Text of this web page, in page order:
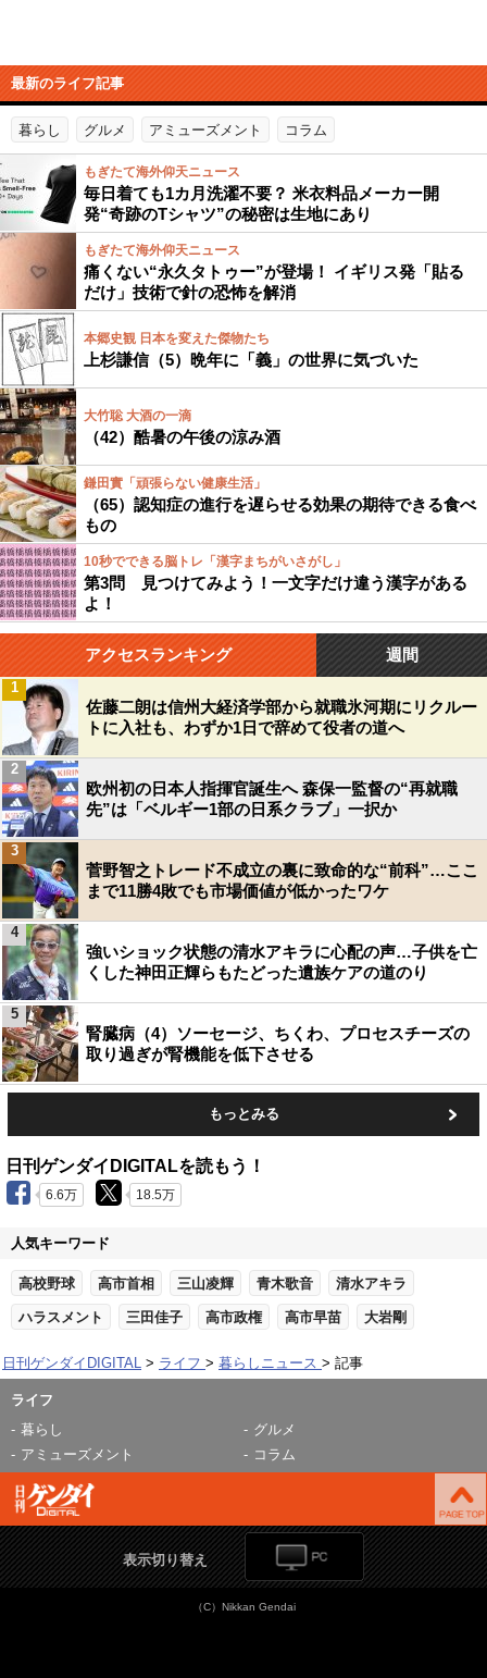
最新のライフ記事
暮らし グルメ アミューズメント コラム
もぎたて海外仰天ニュース
毎日着ても1カ月洗濯不要？ 米衣料品メーカー開
発“奇跡のTシャツ”の秘密は生地にあり
もぎたて海外仰天ニュース
痛くない“永久タトゥー”が登場！ イギリス発「貼る
だけ」技術で針の恐怖を解消
本郷史観 日本を変えた傑物たち
上杉謙信（5）晩年に「義」の世界に気づいた
大竹聡 大酒の一滴
（42）酷暑の午後の涼み酒
鎌田實「頑張らない健康生活」
（65）認知症の進行を遅らせる効果の期待できる食べ
もの
10秒でできる脳トレ「漢字まちがいさがし」
第3問 見つけてみよう！一文字だけ違う漢字がある
よ！
アクセスランキング 週間
佐藤二朗は信州大経済学部から就職氷河期にリクルー
トに入社も、わずか1日で辞めて役者の道へ
1
欧州初の日本人指揮官誕生へ 森保一監督の“再就職
先”は「ベルギー1部の日系クラブ」一択か
2
菅野智之トレード不成立の裏に致命的な“前科”…ここ
まで11勝4敗でも市場価値が低かったワケ
3
強いショック状態の清水アキラに心配の声…子供を亡
くした神田正輝らもたどった遺族ケアの道のり
4
腎臓病（4）ソーセージ、ちくわ、プロセスチーズの
取り過ぎが腎機能を低下させる
5
もっとみる
日刊ゲンダイDIGITALを読もう！
6.6万 18.5万
人気キーワード
高校野球 高市首相 三山凌輝 青木歌音 清水アキラ
ハラスメント 三田佳子 高市政権 高市早苗 大岩剛
日刊ゲンダイDIGITAL ライフ 暮らしニュース 記事
ライフ
暮らし
グルメ
アミューズメント
コラム
表示切り替え
（C）Nikkan Gendai